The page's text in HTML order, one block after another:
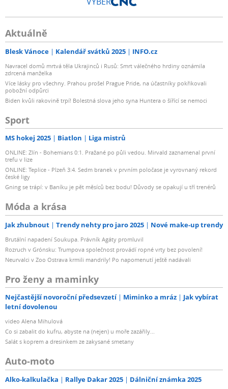
Aktuálně
Blesk Vánoce Kalendář svátků 2025 INFO.cz
Navracel domů mrtvá těla Ukrajinců i Rusů: Smrt válečného hrdiny oznámila
zdrcená manželka
Více lásky pro všechny. Prahou prošel Prague Pride, na účastníky pokřikovali
pobožní odpůrci
Biden kvůli rakovině trpí! Bolestná slova jeho syna Huntera o šířící se nemoci
Sport
MS hokej 2025 Biatlon Liga mistrů
ONLINE: Zlín - Bohemians 0:1. Pražané po půli vedou. Mirvald zaznamenal první
trefu v lize
ONLINE: Teplice - Plzeň 3:4. Sedm branek v prvním poločase je vyrovnaný rekord
české ligy
Gning se trápí: v Baníku je pět měsíců bez bodu! Důvody se opakují u tří trenérů
Móda a krása
Jak zhubnout Trendy nehty pro jaro 2025 Nové make-up trendy
Brutální napadení Soukupa. Právník Agáty promluvil
Rozruch v Grónsku: Trumpova společnost provádí ropné vrty bez povolení!
Neurvalci v Zoo Ostrava krmili mandrily! Po napomenutí ještě nadávali
Pro ženy a maminky
Nejčastější novoroční předsevzetí Miminko a mráz
Jak vybírat
letní dovolenou
video Alena Mihulová
Co si zabalit do kufru, abyste na (nejen) u moře zazářily...
Salát s koprem a dresinkem ze zakysané smetany
Auto-moto
Alko-kalkulačka Rallye Dakar 2025 Dálniční známka 2025